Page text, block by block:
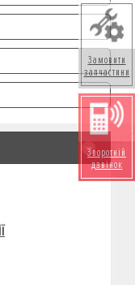
Замовити
запчастини
Зворотній
дзвінок